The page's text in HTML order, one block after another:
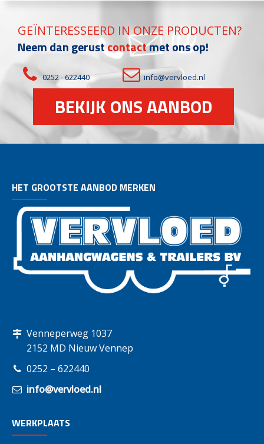
GEÏNTERESSEERD IN ONZE PRODUCTEN?
Neem dan gerustcontactmet ons op!
0252 - 622440 info@vervloed.nl
BEKIJK ONS AANBOD
HET GROOTSTE AANBOD MERKEN
Venneperweg 1037
2152 MD Nieuw Vennep
0252 – 622440
info@vervloed.nl
WERKPLAATS